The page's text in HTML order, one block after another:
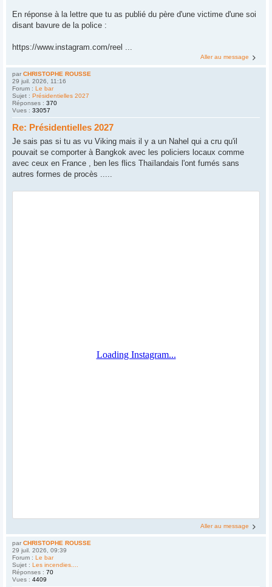
En réponse à la lettre que tu as publié du père d'une victime d'une soi
disant bavure de la police :
https://www.instagram.com/reel ...
Aller au message
par CHRISTOPHE ROUSSE
29 juil. 2026, 11:16
Forum : Le bar
Sujet : Présidentielles 2027
Réponses : 370
Vues : 33057
Re: Présidentielles 2027
Je sais pas si tu as vu Viking mais il y a un Nahel qui a cru qu'il
pouvait se comporter à Bangkok avec les policiers locaux comme
avec ceux en France , ben les flics Thaïlandais l'ont fumés sans
autres formes de procès .....
Aller au message
par CHRISTOPHE ROUSSE
29 juil. 2026, 09:39
Forum : Le bar
Sujet : Les incendies....
Réponses : 70
Vues : 4409